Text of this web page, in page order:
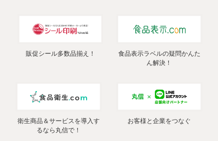
販促シール多数品揃え！
食品表示ラベルの疑問かんた
ん解決！
衛生商品＆サービスを導入す
るなら丸信で！
お客様と企業をつなぐ